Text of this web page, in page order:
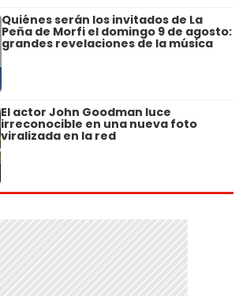
Quiénes serán los invitados de La
Peña de Morfi el domingo 9 de agosto:
grandes revelaciones de la música
El actor John Goodman luce
irreconocible en una nueva foto
viralizada en la red